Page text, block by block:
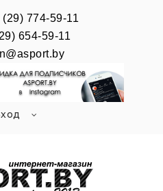
(29) 774-59-11
654-59-11